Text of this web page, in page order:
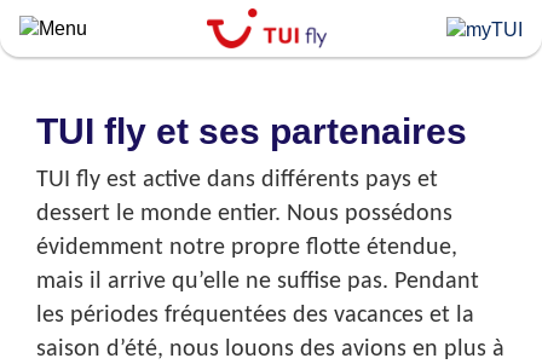
Skip
to
TUI fly et ses partenaires
TUI fly est active dans différents pays et
dessert le monde entier. Nous possédons
évidemment notre propre flotte étendue,
mais il arrive qu’elle ne suffise pas. Pendant
les périodes fréquentées des vacances et la
saison d’été, nous louons des avions en plus à